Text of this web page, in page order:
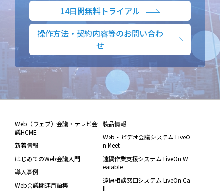
14日間無料トライアル
操作方法・契約内容等のお問い合わ
せ
Web（ウェブ）会議・テレビ会
議HOME
新着情報
はじめてのWeb会議入門
導入事例
Web会議関連用語集
製品情報
Web・ビデオ会議システム LiveO
n Meet
遠隔作業支援システム LiveOn W
earable
遠隔相談窓口システム LiveOn Ca
ll